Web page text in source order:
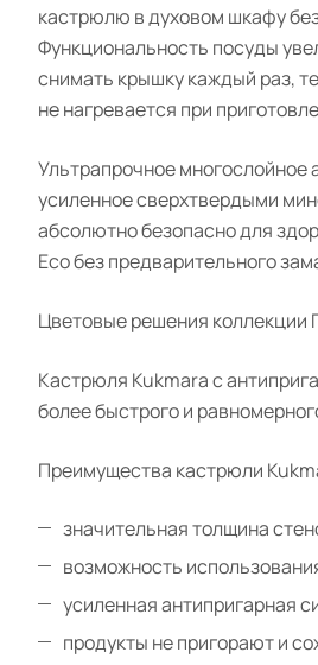
кастрюлю в духовом шкафу
Функциональность посуды
снимать крышку каждый раз,
не нагревается при
Ультрапрочное многослойное
усиленное сверхтвердыми
абсолютно безопасно для
Eco без предварительного
Цветовые решения коллекции
Кастрюля Kukmara с
более быстрого и
Преимущества кастрюли
значительная толщина
возможность
усиленная антипригарная
продукты не пригорают и